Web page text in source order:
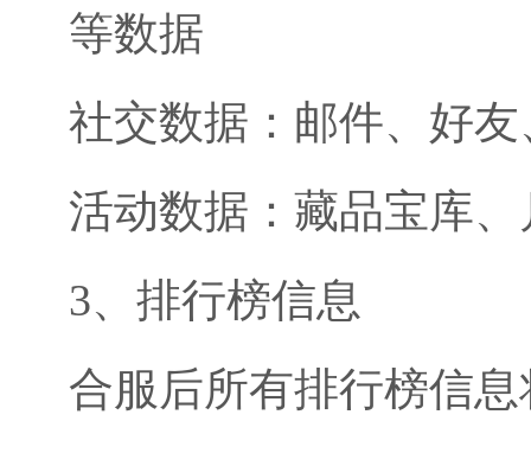
等数据
社交数据：邮件、好
活动数据：藏品宝库
3、排行榜信息
合服后所有排行榜信